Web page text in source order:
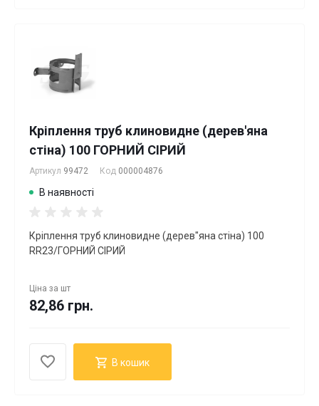
Кріплення труб клиновидне (дерев'яна
стіна) 100 ГОРНИЙ СІРИЙ
Артикул 99472 Код 000004876
В наявності
Кріплення труб клиновидне (дерев"яна стіна) 100
RR23/ГОРНИЙ СІРИЙ
Ціна за шт
82,86 грн.
В кошик